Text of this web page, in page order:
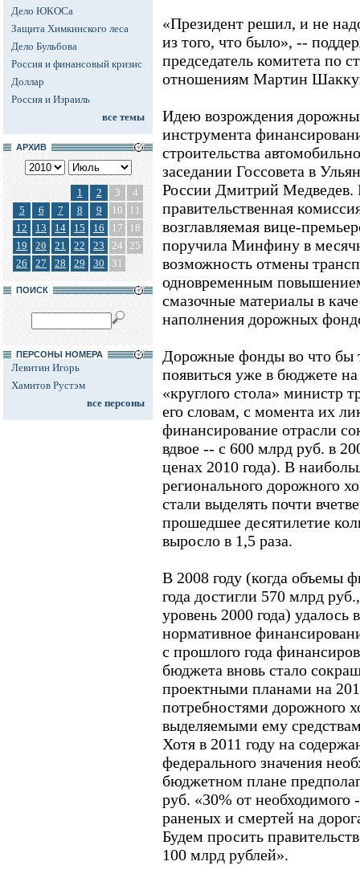
Дело ЮКОСа
Защита Химкинского леса
Дело Бульбова
Россия и финансовый кризис
Доллар
Россия и Израиль
все темы
АРХИВ
1 2 3
4
5
6 7 8 9 10
11
12
13 14 15 16 17
18
19
20 21 22 23 24 25
26
27 28 29 30 31
ПОИСК
ПЕРСОНЫ НОМЕРА
Левитин Игорь
Хамитов Рустэм
все персоны
«Президент решил, и не
из того, что было», --
председатель комитета по
отношениям Мартин
Идею возрождения
инструмента
строительства
заседании Госсовета в
России Дмитрий Медведев.
правительственная
возглавляемая вице-
поручила Минфину в
возможность отмены
одновременным
смазочные материалы в
наполнения дорожных
Дорожные фонды во что бы
появиться уже в бюджете на
«круглого стола» министр
его словам, с момента их
финансирование отрасли
вдвое -- с 600 млрд руб. в
ценах 2010 года). В
регионального дорожного
стали выделять почти
прошедшее десятилетие
выросло в 1,5 раза.
В 2008 году (когда объемы
года достигли 570 млрд
уровень 2000 года) удалось
нормативное
с прошлого года
бюджета вновь стало
проектными планами на
потребностями дорожного
выделяемыми ему
Хотя в 2011 году на
федерального значения
бюджетном плане
руб. «30% от необходимого
раненых и смертей на
Будем просить
100 млрд рублей».